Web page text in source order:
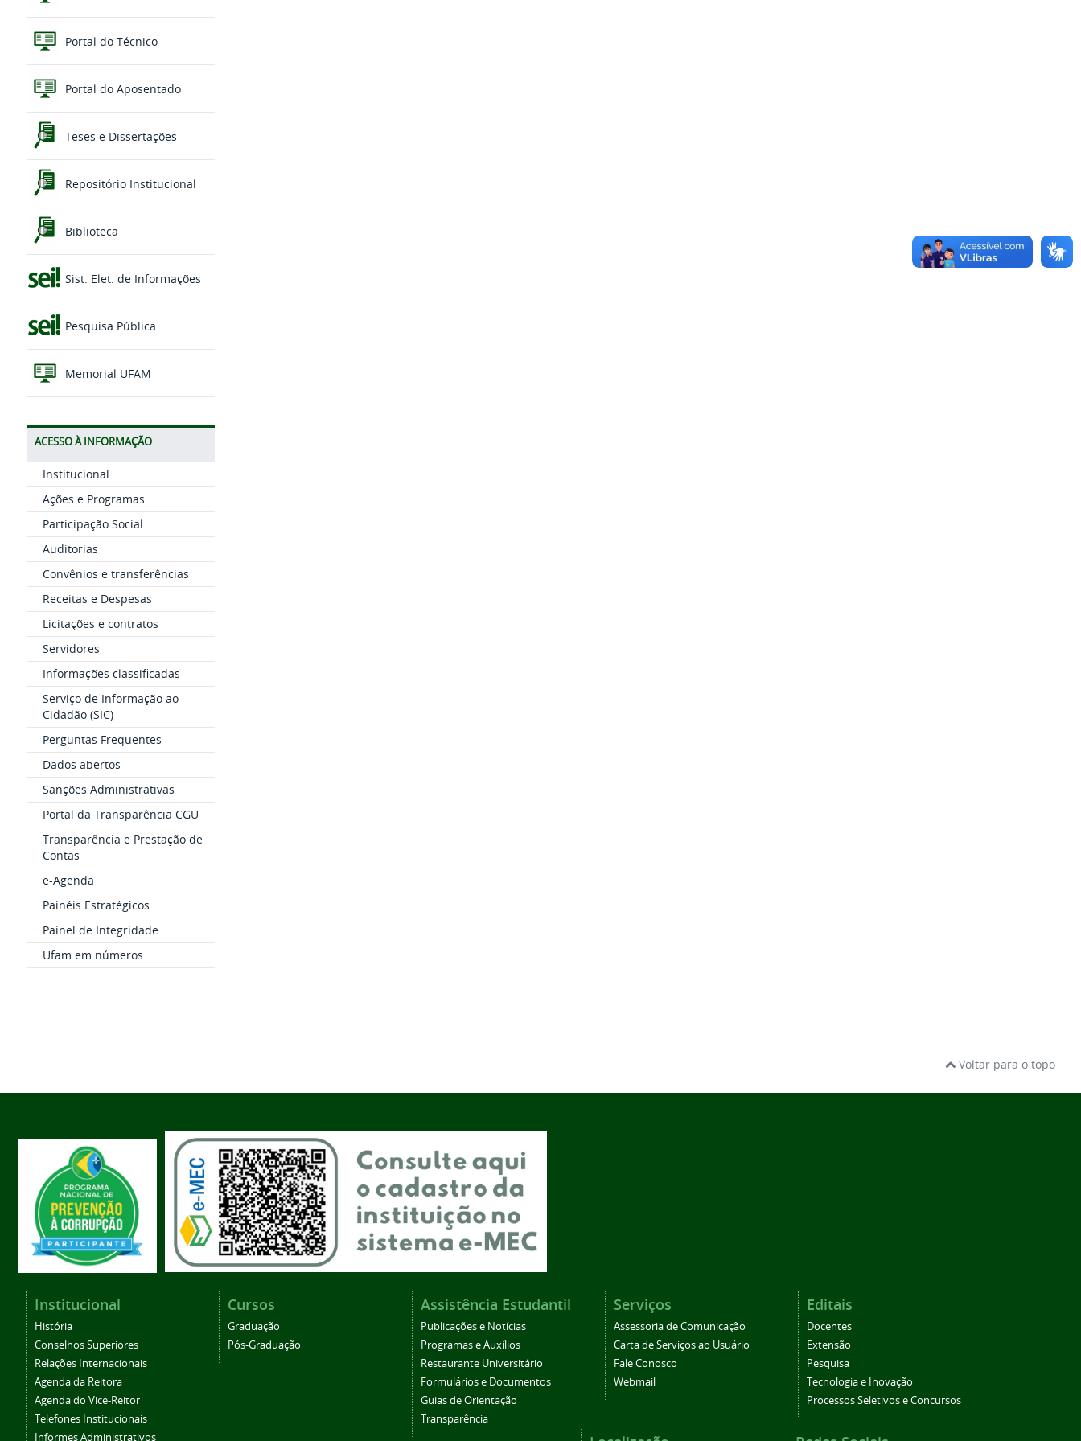
Portal do Técnico
Portal do Aposentado
Teses e Dissertações
Repositório Institucional
Biblioteca
Sist. Elet. de Informações
Pesquisa Pública
Memorial UFAM
ACESSO À INFORMAÇÃO
Institucional
Ações e Programas
Participação Social
Auditorias
Convênios e transferências
Receitas e Despesas
Licitações e contratos
Servidores
Informações classificadas
Serviço de Informação ao
Cidadão (SIC)
Perguntas Frequentes
Dados abertos
Sanções Administrativas
Portal da Transparência CGU
Transparência e Prestação de
Contas
e-Agenda
Painéis Estratégicos
Painel de Integridade
Ufam em números
Voltar para o topo
Institucional
História
Conselhos Superiores
Relações Internacionais
Agenda da Reitora
Agenda do Vice-Reitor
Telefones Institucionais
Informes Administrativos
Cursos
Graduação
Pós-Graduação
Assistência Estudantil
Publicações e Notícias
Programas e Auxílios
Restaurante Universitário
Formulários e Documentos
Guias de Orientação
Transparência
Serviços
Assessoria de Comunicação
Carta de Serviços ao Usuário
Fale Conosco
Webmail
Editais
Docentes
Extensão
Pesquisa
Tecnologia e Inovação
Processos Seletivos e Concursos